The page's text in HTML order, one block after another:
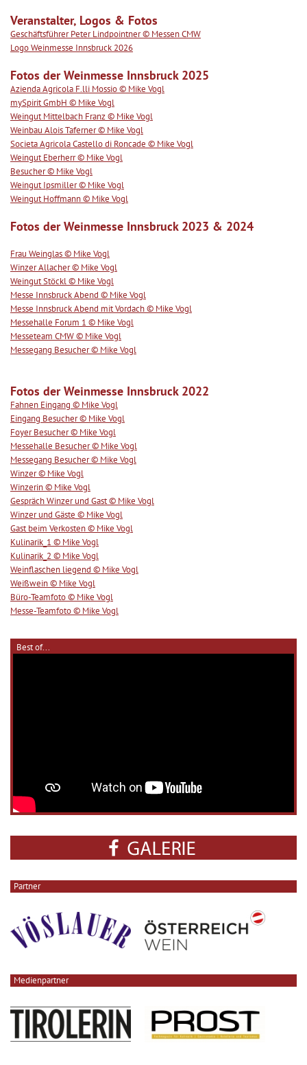
Veranstalter, Logos & Fotos
Geschäftsführer Peter Lindpointner © Messen CMW
Logo Weinmesse Innsbruck 2026
Fotos der Weinmesse Innsbruck 2025
Azienda Agricola F.lli Mossio © Mike Vogl
mySpirit GmbH © Mike Vogl
Weingut Mittelbach Franz © Mike Vogl
Weinbau Alois Taferner © Mike Vogl
Societa Agricola Castello di Roncade © Mike Vogl
Weingut Eberherr © Mike Vogl
Besucher © Mike Vogl
Weingut Ipsmiller © Mike Vogl
Weingut Hoffmann © Mike Vogl
Fotos der Weinmesse Innsbruck 2023 & 2024
Frau Weinglas © Mike Vogl
Winzer Allacher © Mike Vogl
Weingut Stöckl © Mike Vogl
Messe Innsbruck Abend © Mike Vogl
Messe Innsbruck Abend mit Vordach © Mike Vogl
Messehalle Forum 1 © Mike Vogl
Messeteam CMW © Mike Vogl
Messegang Besucher © Mike Vogl
Fotos der Weinmesse Innsbruck 2022
Fahnen Eingang © Mike Vogl
Eingang Besucher © Mike Vogl
Foyer Besucher © Mike Vogl
Messehalle Besucher © Mike Vogl
Messegang Besucher © Mike Vogl
Winzer © Mike Vogl
Winzerin © Mike Vogl
Gespräch Winzer und Gast © Mike Vogl
Winzer und Gäste © Mike Vogl
Gast beim Verkosten © Mike Vogl
Kulinarik_1 © Mike Vogl
Kulinarik_2 © Mike Vogl
Weinflaschen liegend © Mike Vogl
Weißwein © Mike Vogl
Büro-Teamfoto © Mike Vogl
Messe-Teamfoto © Mike Vogl
Best of...
Partner
Medienpartner